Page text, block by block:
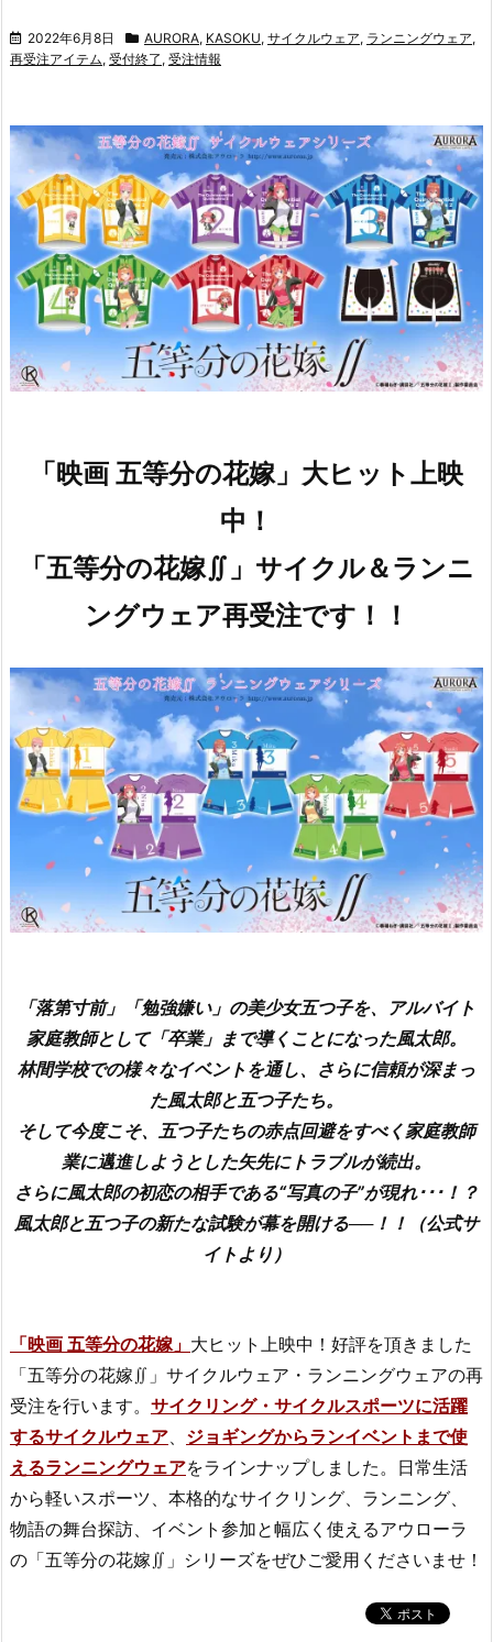
2022年6月8日 AURORA, KASOKU, サイクルウェア, ランニングウェア,
再受注アイテム, 受付終了 , 受注情報
「映画 五等分の花嫁」大ヒット上映
中！
「五等分の花嫁∬」サイクル＆ランニ
ングウェア再受注です！！
「落第寸前」「勉強嫌い」の美少女五つ子を、アルバイト
家庭教師として「卒業」まで導くことになった風太郎。
林間学校での様々なイベントを通し、さらに信頼が深まっ
た風太郎と五つ子たち。
そして今度こそ、五つ子たちの赤点回避をすべく家庭教師
業に邁進しようとした矢先にトラブルが続出。
さらに風太郎の初恋の相手である“写真の子”が現れ･･･！？
風太郎と五つ子の新たな試験が幕を開ける──！！（公式サ
イトより）
「映画 五等分の花嫁」 大ヒット上映中！好評を頂きました
「五等分の花嫁∬」サイクルウェア・ランニングウェアの再
受注を行います。 サイクリング・サイクルスポーツに活躍
するサイクルウェア
ジョギングからランイベントまで使
えるランニングウェアをラインナップしました。日常生活
から軽いスポーツ、本格的なサイクリング、ランニング、
物語の舞台探訪、イベント参加と幅広く使えるアウローラ
の「五等分の花嫁∬」シリーズをぜひご愛用くださいませ！